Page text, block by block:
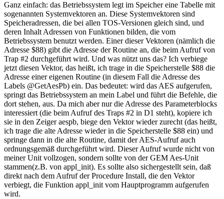
Ganz einfach: das Betriebssystem legt im Speicher eine Tabelle mit
sogenannten Systemvektoren an. Diese Systemvektoren sind
Speicheradressen, die bei allen TOS-Versionen gleich sind, und
deren Inhalt Adressen von Funktionen bilden, die vom
Betriebssystem benutzt werden. Einer dieser Vektoren (nämlich die
Adresse $88) gibt die Adresse der Routine an, die beim Aufruf von
Trap #2 durchgeführt wird. Und was nützt uns das? Ich verbiege
jetzt diesen Vektor, das heißt, ich trage in die Speicherstelle $88 die
Adresse einer eigenen Routine (in diesem Fall die Adresse des
Labels @GetAesPb) ein. Das bedeutet: wird das AES aufgerufen,
springt das Betriebssystem an mein Label und führt die Befehle, die
dort stehen, aus. Da mich aber nur die Adresse des Parameterblocks
interessiert (die beim Aufruf des Traps #2 in D1 steht), kopiere ich
sie in den Zeiger aespb, biege den Vektor wieder zurecht (das heißt,
ich trage die alte Adresse wieder in die Speicherstelle $88 ein) und
springe dann in die alte Routine, damit der AES-Aufruf auch
ordnungsgemäß durchgeführt wird. Dieser Aufruf wurde nicht von
meiner Unit vollzogen, sondern sollte von der GEM Aes-Unit
stammen(z.B. von appl_init). Es sollte also sichergestellt sein, daß
direkt nach dem Aufruf der Procedure Install, die den Vektor
verbiegt, die Funktion appl_init vom Hauptprogramm aufgerufen
wird.